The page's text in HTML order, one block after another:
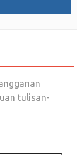
tulisan-